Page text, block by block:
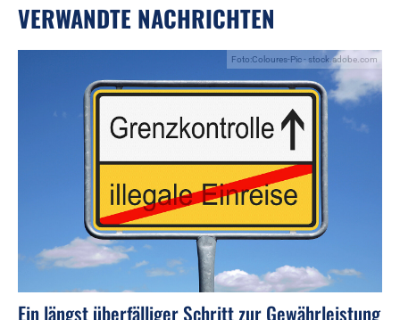
VERWANDTE NACHRICHTEN
Foto:Coloures-Pic - stock.adobe.com
Ein längst überfälliger Schritt zur Gewährleistung